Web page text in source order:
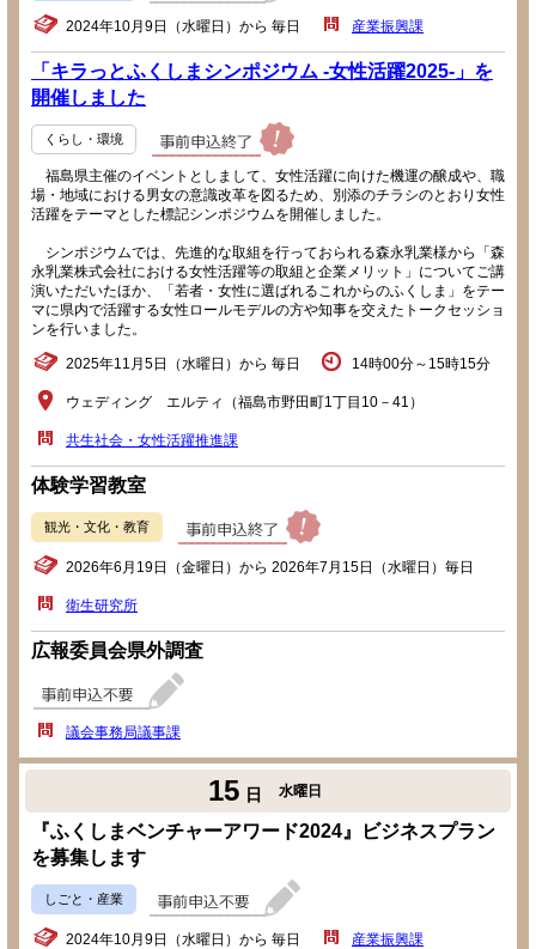
2024年10月9日（水曜日）から 毎日 産業振興課
「キラっとふくしまシンポジウム -女性活躍2025-」を
開催しました
くらし・環境
福島県主催のイベントとしまして、女性活躍に向けた機運の醸成や、職
場・地域における男女の意識改革を図るため、別添のチラシのとおり女性
活躍をテーマとした標記シンポジウムを開催しました。
シンポジウムでは、先進的な取組を行っておられる森永乳業様から「森
永乳業株式会社における女性活躍等の取組と企業メリット」についてご講
演いただいたほか、「若者・女性に選ばれるこれからのふくしま」をテー
マに県内で活躍する女性ロールモデルの方や知事を交えたトークセッショ
ンを行いました。
2025年11月5日（水曜日）から 毎日 14時00分～15時15分
ウェディング エルティ（福島市野田町1丁目10－41）
共生社会・女性活躍推進課
体験学習教室
観光・文化・教育
2026年6月19日（金曜日）から 2026年7月15日（水曜日）毎日
衛生研究所
広報委員会県外調査
議会事務局議事課
15 日 水曜日
『ふくしまベンチャーアワード2024』ビジネスプラン
を募集します
しごと・産業
2024年10月9日（水曜日）から 毎日 産業振興課